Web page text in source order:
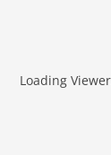
Loading